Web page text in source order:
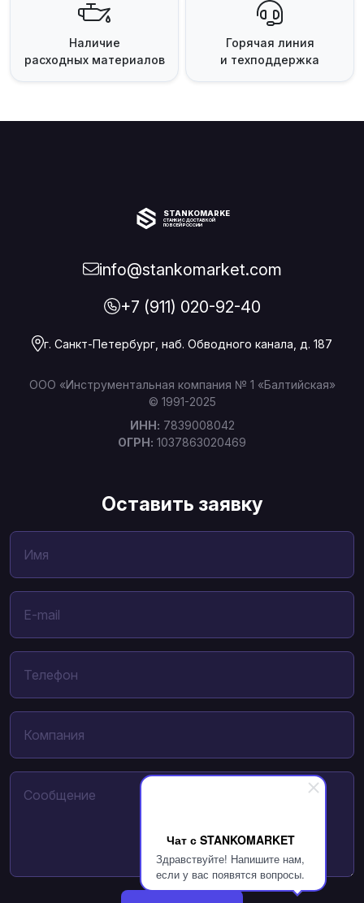
Чат с STANKOMARKET
Здравствуйте! Напишите нам,
если у вас появятся вопросы.
Наличие
расходных материалов
Горячая линия
и техподдержка
STANKOMARKET
СТАНКИ С ДОСТАВКОЙ
ПО ВСЕЙ РОССИИ
info@stankomarket.com
+7 (911) 020-92-40
г. Санкт-Петербург, наб. Обводного канала, д. 187
ООО «Инструментальная компания № 1 «Балтийская»
© 1991-2025
ИНН: 7839008042
ОГРН: 1037863020469
Оставить заявку